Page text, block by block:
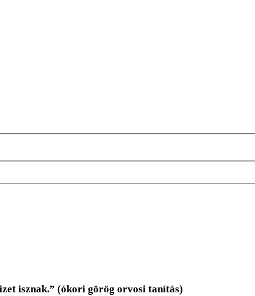
isznak.” (ókori görög orvosi tanítás)